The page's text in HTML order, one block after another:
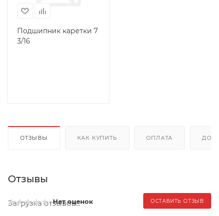
Подшипник каретки 7
3/16
ОТЗЫВЫ КАК КУПИТЬ ОПЛАТА
Отзывы
Нет оценок ОСТАВИТЬ ОТЗЫВ
Загрузка отзывов...